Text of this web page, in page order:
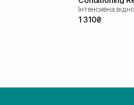
200 мл
1 310₴